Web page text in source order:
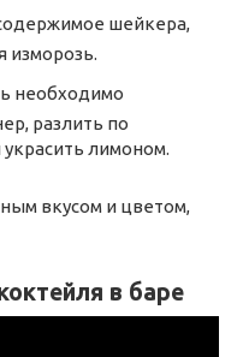
шейкера,
изморозь.
необходимо
разлить по
лимоном.
вкусом и цветом,
в баре